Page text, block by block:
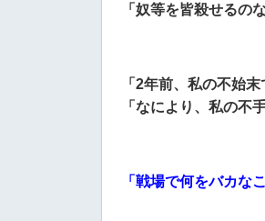
「奴等を皆殺せるの
「2年前、私の不始
「なにより、私の不
「戦場で何をバカな